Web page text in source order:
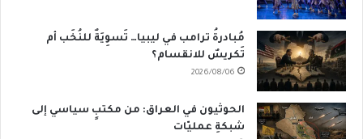
مُبادرةُ ترامب في ليبيا… تَسوِيَةٌ للنُخَب أم
تَكريسٌ للانقسام؟
2026/08/06
الحوثيون في العراق: من مكتبٍ سياسي إلى
شبكةِ عمليّات